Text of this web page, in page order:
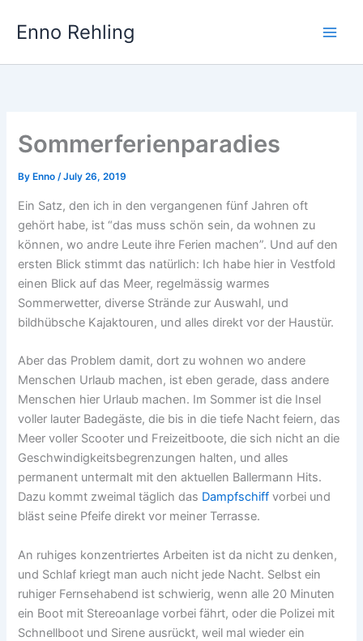
Enno Rehling
Sommerferienparadies
By Enno/July 26, 2019
Ein Satz, den ich in den vergangenen fünf Jahren oft
gehört habe, ist “das muss schön sein, da wohnen zu
können, wo andre Leute ihre Ferien machen”. Und auf den
ersten Blick stimmt das natürlich: Ich habe hier in Vestfold
einen Blick auf das Meer, regelmässig warmes
Sommerwetter, diverse Strände zur Auswahl, und
bildhübsche Kajaktouren, und alles direkt vor der Haustür.
Aber das Problem damit, dort zu wohnen wo andere
Menschen Urlaub machen, ist eben gerade, dass andere
Menschen hier Urlaub machen. Im Sommer ist die Insel
voller lauter Badegäste, die bis in die tiefe Nacht feiern, das
Meer voller Scooter und Freizeitboote, die sich nicht an die
Geschwindigkeitsbegrenzungen halten, und alles
permanent untermalt mit den aktuellen Ballermann Hits.
Dazu kommt zweimal täglich das Dampfschiff vorbei und
bläst seine Pfeife direkt vor meiner Terrasse.
An ruhiges konzentriertes Arbeiten ist da nicht zu denken,
und Schlaf kriegt man auch nicht jede Nacht. Selbst ein
ruhiger Fernsehabend ist schwierig, wenn alle 20 Minuten
ein Boot mit Stereoanlage vorbei fährt, oder die Polizei mit
Schnellboot und Sirene ausrückt, weil mal wieder ein